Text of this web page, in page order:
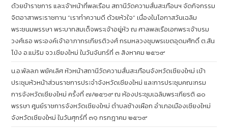
ด้วยข้าราชการ และเจ้าหน้าที่พลเรือน สถานีวัดความสั่นสะเทือนฯ จัดกิจกรรม
จิตอาสาพระราชทาน “เราทำความดี ด้วยหัวใจ” เนื่องในโอกาสวันเฉลิม
พระชนมพรรษา พระบาทสมเด็จพระเจ้าอยู่หัว ณ ศาลพลเรือเอกพระเจ้าบรม
วงศ์เธอ พระองค์เจ้าอาภากรเกียรติวงศ์ กรมหลวงชุมพรเขตอุดมศักดิ์ ต.สัน
โป่ง อ.แม่ริม จว.เชียงใหม่ ในวันจันทร์ที่ ๓ สิงหาคม ๒๕๖๙
น.อ.พัลลภ พยัคเลิศ หัวหน้าสถานีวัดความสั่นสะเทือนจังหวัดเชียงใหม่ เข้า
ประชุมหัวหน้าส่วนราชการประจำจังหวัดเชียงใหม่ และการประชุมคณะกรม
การจังหวัดเชียงใหม่ ครั้งที่ ๗/๒๕๖๙ ณ ห้องประชุมเฉลิมพระเกียรติ ๘๐
พรรษา ศูนย์ราชการจังหวัดเชียงใหม่ ตำบลช้างเผือก อำเภอเมืองเชียงใหม่
จังหวัดเชียงใหม่ ในวันศุกร์ที่ ๓๑ กรกฎาคม ๒๕๖๙